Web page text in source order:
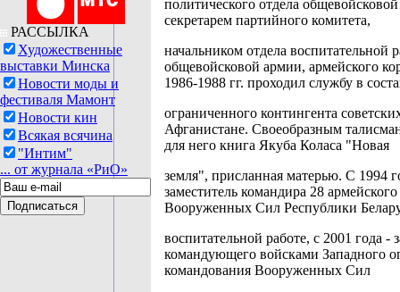
РАССЫЛКА
Художественные
выставки Минска
Новости моды и
фестиваля Мамонт
Новости кин
Всякая всячина
"Интим"
... от журнала «РиО»
политического отдела
секретарем партийного комитета,
начальником отдела воспитательной
общевойсковой армии, армейского
1986-1988 гг. проходил службу в
ограниченного контингента
Афганистане. Своеобразным
для него книга Якуба Коласа "Новая
земля", присланная матерью. С 1994
заместитель командира 28
Вооруженных Сил Республики
воспитательной работе, с 2001 года -
командующего войсками Западного
командования Вооруженных Сил